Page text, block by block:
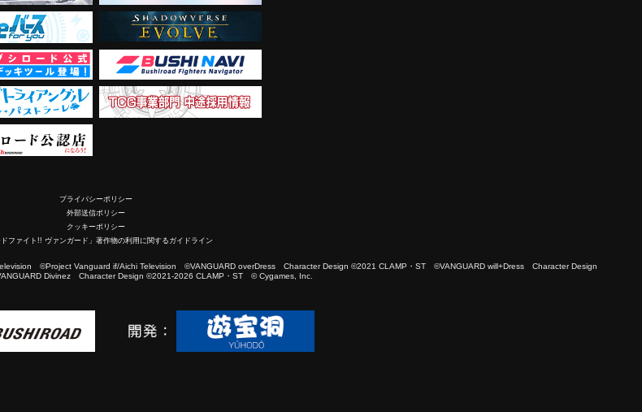
プライバシーポリシー
外部送信ポリシー
クッキーポリシー
ドファイト!! ヴァンガード」著作物の利用に関するガイドライン
©Project Vanguard if/Aichi Television ©VANGUARD overDress Character Design ©2021 CLAMP・ST ©VANGUARD will+Dress Character Design
Divinez Character Design ©2021-2026 CLAMP・ST © Cygames, Inc.